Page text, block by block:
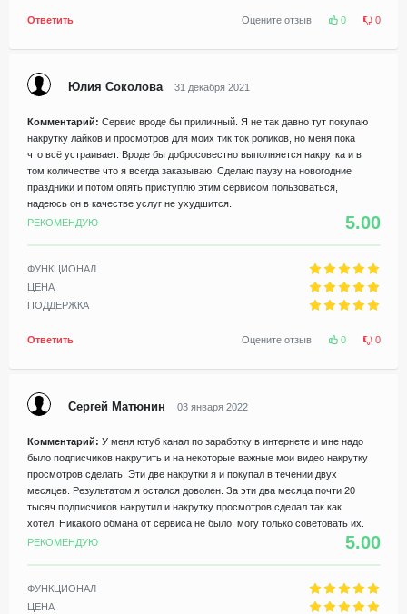
Ответить Оцените отзыв 0 0
Юлия Соколова 31 декабря 2021
Комментарий: Сервис вроде бы приличный. Я не так давно тут покупаю
накрутку лайков и просмотров для моих тик ток роликов, но меня пока
что всё устраивает. Вроде бы добросовестно выполняется накрутка и в
том количестве что я всегда заказываю. Сделаю паузу на новогодние
праздники и потом опять приступлю этим сервисом пользоваться,
надеюсь он в качестве услуг не ухудшится.
РЕКОМЕНДУЮ
5.00
ФУНКЦИОНАЛ
ЦЕНА
ПОДДЕРЖКА
Ответить Оцените отзыв 0 0
Сергей Матюнин 03 января 2022
Комментарий: У меня ютуб канал по заработку в интернете и мне надо
было подписчиков накрутить и на некоторые важные мои видео накрутку
просмотров сделать. Эти две накрутки я и покупал в течении двух
месяцев. Результатом я остался доволен. За эти два месяца почти 20
тысяч подписчиков накрутил и накрутку просмотров сделал так как
хотел. Никакого обмана от сервиса не было, могу только советовать их.
РЕКОМЕНДУЮ
5.00
ФУНКЦИОНАЛ
ЦЕНА